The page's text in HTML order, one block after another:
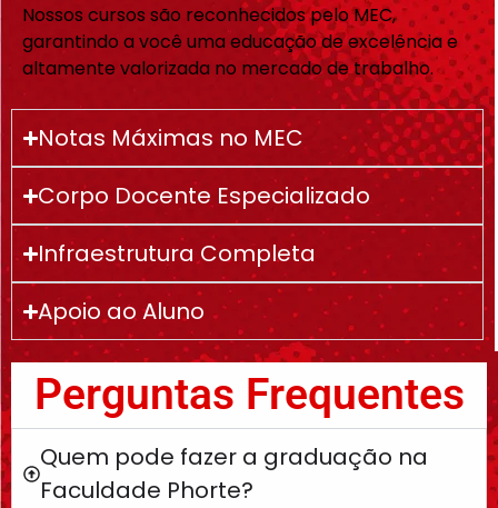
Nossos cursos são reconhecidos pelo MEC,
garantindo a você uma educação de excelência e
altamente valorizada no mercado de trabalho.
Notas Máximas no MEC
Corpo Docente Especializado
Infraestrutura Completa
Apoio ao Aluno
Perguntas Frequentes
Quem pode fazer a graduação na
Faculdade Phorte?